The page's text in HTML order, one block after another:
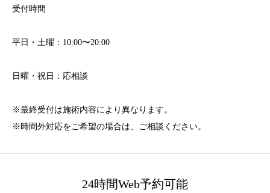
受付時間
平日・土曜：10:00〜20:00
日曜・祝日：応相談
※最終受付は施術内容により異なります。
※時間外対応をご希望の場合は、ご相談ください。
24時間Web予約可能